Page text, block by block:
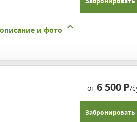
и фото
от6 500Р/
Забронировать